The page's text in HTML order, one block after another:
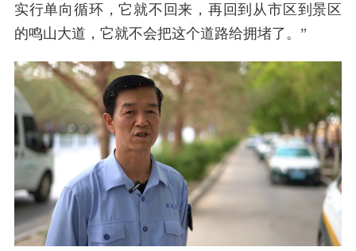
实行单向循环，它就不回来，再回到从市区到景区
的鸣山大道，它就不会把这个道路给拥堵了。”